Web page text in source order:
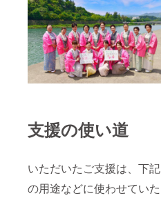
支援の使い道
いただいたご支援は、下記
の用途などに使わせていた